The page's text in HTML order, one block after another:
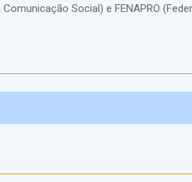
Social) e FENAPRO